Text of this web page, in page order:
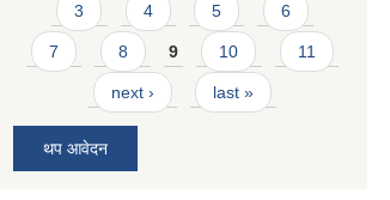
3 4 5 6
7 8 9 10 11
next › last »
थप आवेदन